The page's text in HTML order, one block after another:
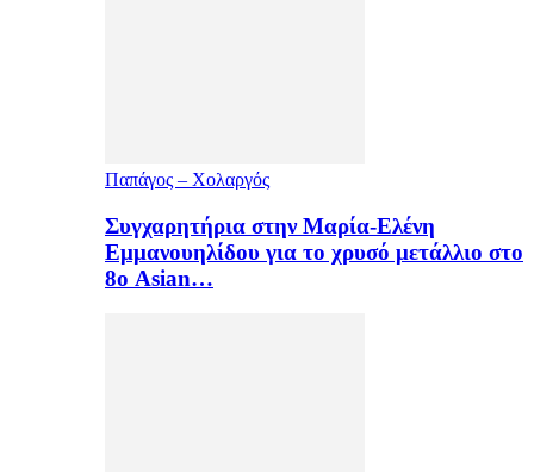
Παπάγος – Χολαργός
Συγχαρητήρια στην Μαρία-Ελένη
Εμμανουηλίδου για το χρυσό μετάλλιο στο
8ο Asian…